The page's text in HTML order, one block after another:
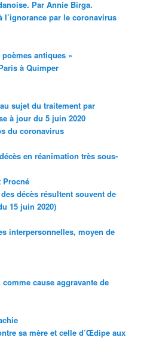
Par Annie Birga.
l’ignorance par le coronavirus
antiques »
à Quimper
sujet du traitement par
à jour du 5 juin 2020
du coronavirus
en réanimation très sous-
Procné
décès résultent souvent de
15 juin 2020)
interpersonnelles, moyen de
cause aggravante de
sa mère et celle d’Œdipe aux